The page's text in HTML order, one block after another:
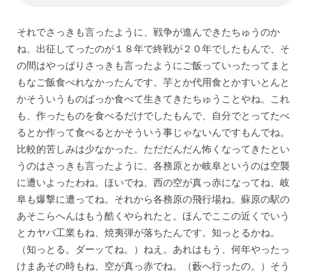
それでさっきも言ったように、戦争が進んできたちゅうのか
ね、出征してったのが１８年で終戦が２０年でしたもんで、そ
の間はやっぱりさっきも言ったようにご飯っていったってまと
もなご飯食べれなかったんです。芋とか代用食とかすいとんと
かそういうものばっか食べて生きてきたちゅうことやね。これ
も、作ったものを食べるだけでしたもんで、自分でとってたべ
るとか作って食べるとかそういう事じゃないんですもんでね。
比較的苦しみは少なかった。ただだんだん怖くなってきたとい
うのはさっきも言ったように、各務原とか岐阜というのは空襲
に遭いよったわね。ほいでね、西の空が真っ赤になってね、岐
阜も爆撃に遭ってね。それから各務原の飛行場ね。蘇原の駅の
あそこらへんはもう酷くやられたと。ほんでここの近くでいう
とカヤバ工業もね、焼夷弾が落ちたんです。知っとるかね。
（知っとる。ダーッてね。）ねえ。あれはもう、何年やったっ
けまあその時もね、空が真っ赤でね。（藪へ行ったの。）そう